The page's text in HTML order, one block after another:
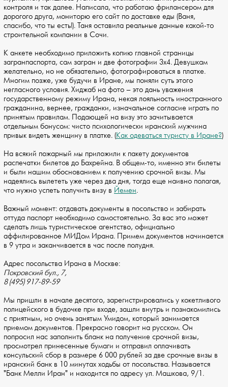
контроля и так далее. Написала, что работаю фрилансером для
дорогого друга, мониторю его сайт по доставке еды (Ваня,
спасибо, что ты есть!). Таня оставила реальные данные какой-то
строительной компании в Сочи.
К анкете необходимо приложить копию главной страницы
загранпаспорта, сам загран и две фотографии 3х4. Девушкам
желательно, но не обязательно, фотографироваться в платке.
Многим позже, уже будучи в Иране, мы поняли суть этого
негласного условия. Хиджаб на фото – это дань уважения
государственному режиму Ирана, некая лояльность иностранного
гражданина, вернее, гражданки, изначальное согласие играть по
принятым правилам. Подающей на визу это зачитывается
отдельным бонусом: чисто психологически иранский мужчина
привык видеть женщину в платке. (Как одеваться туристу в Иране?)
На всякий пожарный мы приложили к пакету документов
распечатки билетов до Бахрейна. В общем-то, именно эти билеты
и были нашим обоснованием к получению срочной визы. Мы
надеялись вылететь уже через два дня, тогда еще наивно полагая,
что нужно успеть получить визу в Йемен.
Важный момент: отдавать документы в посольство и забирать
оттуда паспорт необходимо самостоятельно. За вас это может
сделать лишь туристическое агентство, официально
аффилированное МИДом Ирана. Примем документов начинается
в 9 утра и заканчивается в час после полудня.
Адрес посольства Ирана в Москве:
Покровский бул., 7,
8 (495) 917-89-59
Мы пришли в начале десятого, зарегистрировались у кокетливого
полицейского в будочке при входе, зашли внутрь и познакомились
с приятным, но очень занятым Умидом, который занимается
приемом документов. Прекрасно говорит на русском. Он
попросил нас заполнить бланк на получение срочной визы,
просмотрел принесенные бумаги и отправил оплачивать
консульский сбор в размере 6 000 рублей за две срочные визы в
иранский банк в 10 минутах ходьбы от посольства. Называется
"Банк Мелли Иран" и находится по адресу ул. Машкова, 9/1.